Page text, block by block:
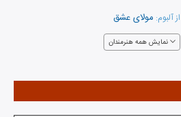
از آلبوم: مولای عشق
نمایش همه هنرمندان